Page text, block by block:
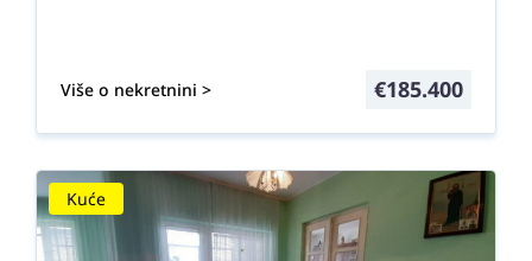
Više o nekretnini > €185.400
Kuće